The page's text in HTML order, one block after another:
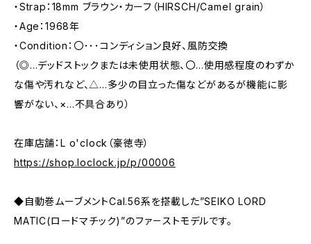
・Strap：18mm ブラウン・カーフ（HIRSCH/Camel grain）
・Age：1968年
・Condition：〇･･･コンディション良好、風防交換
（◎…デッドストックまたは未使用状態、〇…使用感程度のわずか
な傷や汚れなど、△…多少の目立った傷などがあるが機能に影
響がない、×…不具合あり）
在庫店舗：L o'clock（豪徳寺）
https://shop.loclock.jp/p/00006
◆自動巻ムーブメントCal.56系を搭載した”SEIKO LORD
MATIC(ロードマチック)”のファ－ストモデルです。